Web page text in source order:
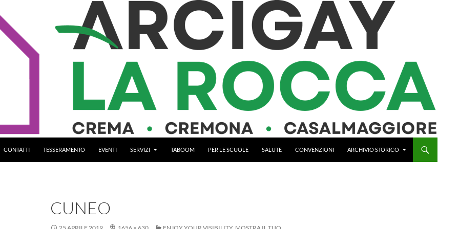
CONTATTI TESSERAMENTO EVENTI SERVIZI TABOOM PER LE SCUOLE SALUTE CONVENZIONI ARCHIVIO STORICO
CUNEO